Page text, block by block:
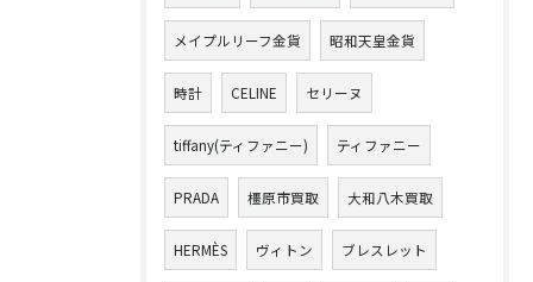
メイプルリーフ金貨 昭和天皇金貨
時計 CELINE セリーヌ
tiffany(ティファニー) ティファニー
PRADA 橿原市買取 大和八木買取
HERMÈS ヴィトン ブレスレット